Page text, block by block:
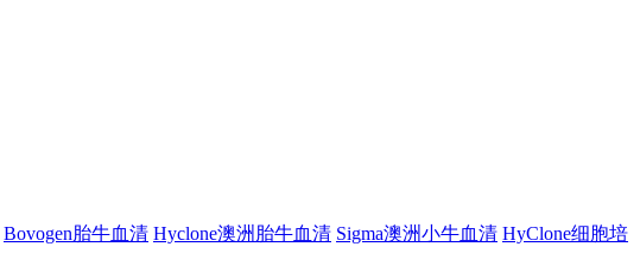
Bovogen胎牛血清 Hyclone澳洲胎牛血清 Sigma澳洲小牛血清 HyClone细胞培